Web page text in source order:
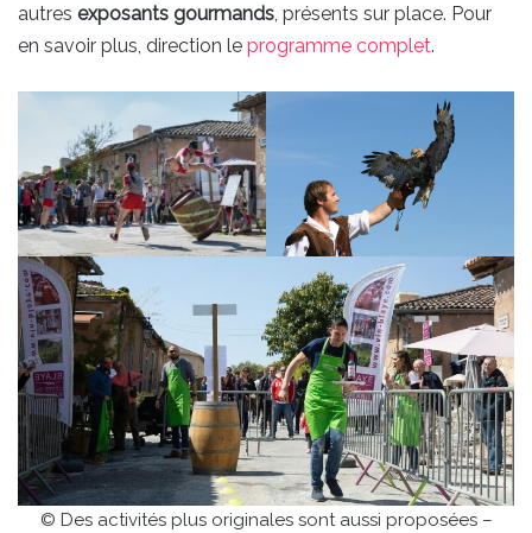
autres exposants gourmands , présents sur place. Pour
en savoir plus, direction le programme complet.
© Des activités plus originales sont aussi proposées –